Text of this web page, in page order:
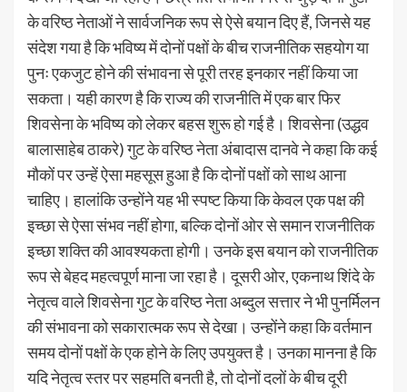
के वरिष्ठ नेताओं ने सार्वजनिक रूप से ऐसे बयान दिए हैं, जिनसे यह
संदेश गया है कि भविष्य में दोनों पक्षों के बीच राजनीतिक सहयोग या
पुनः एकजुट होने की संभावना से पूरी तरह इनकार नहीं किया जा
सकता। यही कारण है कि राज्य की राजनीति में एक बार फिर
शिवसेना के भविष्य को लेकर बहस शुरू हो गई है। शिवसेना (उद्धव
बालासाहेब ठाकरे) गुट के वरिष्ठ नेता अंबादास दानवे ने कहा कि कई
मौकों पर उन्हें ऐसा महसूस हुआ है कि दोनों पक्षों को साथ आना
चाहिए। हालांकि उन्होंने यह भी स्पष्ट किया कि केवल एक पक्ष की
इच्छा से ऐसा संभव नहीं होगा, बल्कि दोनों ओर से समान राजनीतिक
इच्छा शक्ति की आवश्यकता होगी। उनके इस बयान को राजनीतिक
रूप से बेहद महत्वपूर्ण माना जा रहा है। दूसरी ओर, एकनाथ शिंदे के
नेतृत्व वाले शिवसेना गुट के वरिष्ठ नेता अब्दुल सत्तार ने भी पुनर्मिलन
की संभावना को सकारात्मक रूप से देखा। उन्होंने कहा कि वर्तमान
समय दोनों पक्षों के एक होने के लिए उपयुक्त है। उनका मानना है कि
यदि नेतृत्व स्तर पर सहमति बनती है, तो दोनों दलों के बीच दूरी